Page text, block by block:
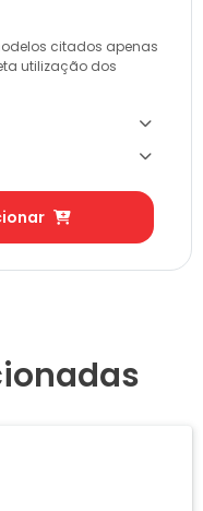
citados apenas
utilização dos